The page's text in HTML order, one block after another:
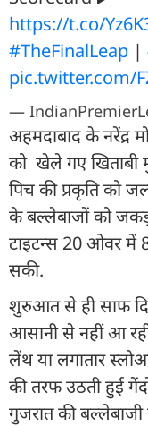
https://t.co/
#TheFinalLeap |
pic.twitter.com/
—
अहमदाबाद के नरेंद्र
को खेले गए खिताबी
पिच की प्रकृति को
के बल्लेबाजों को जकड़
टाइटन्स 20 ओवर में
सकी.
शुरुआत से ही साफ
आसानी से नहीं आ
लेंथ या लगातार
की तरफ उठती हुई
गुजरात की बल्लेबाजी